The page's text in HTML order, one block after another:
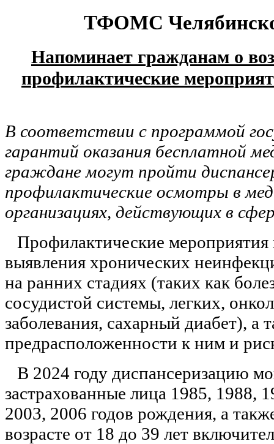
ТФОМС
Напоминает гражданам о
профилактические
В соответствии с программой
гарантий оказания бесплатной
граждане могут пройти
профилактические осмотры в
организациях, действующих в
Профилактические мероприятия
выявления хронических
на ранних стадиях (таких как
сосудистой системы, легких,
заболевания, сахарный диабет), а
предрасположенности к ним и
В 2024 году диспансеризацию
застрахованные лица 1985, 1988,
2003, 2006 годов рождения, а
возрасте от 18 до 39 лет